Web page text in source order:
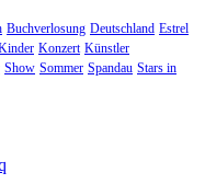
Buchverlosung Deutschland Estrel
Konzert Künstler
Show Sommer Spandau Stars in